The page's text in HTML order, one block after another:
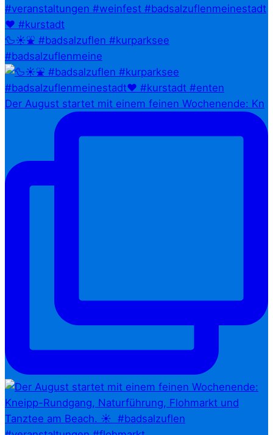
🦆☀️⛲ #badsalzuflen #kurparksee
#badsalzuflenmeine
Der August startet mit einem feinen Wochenende: Kn